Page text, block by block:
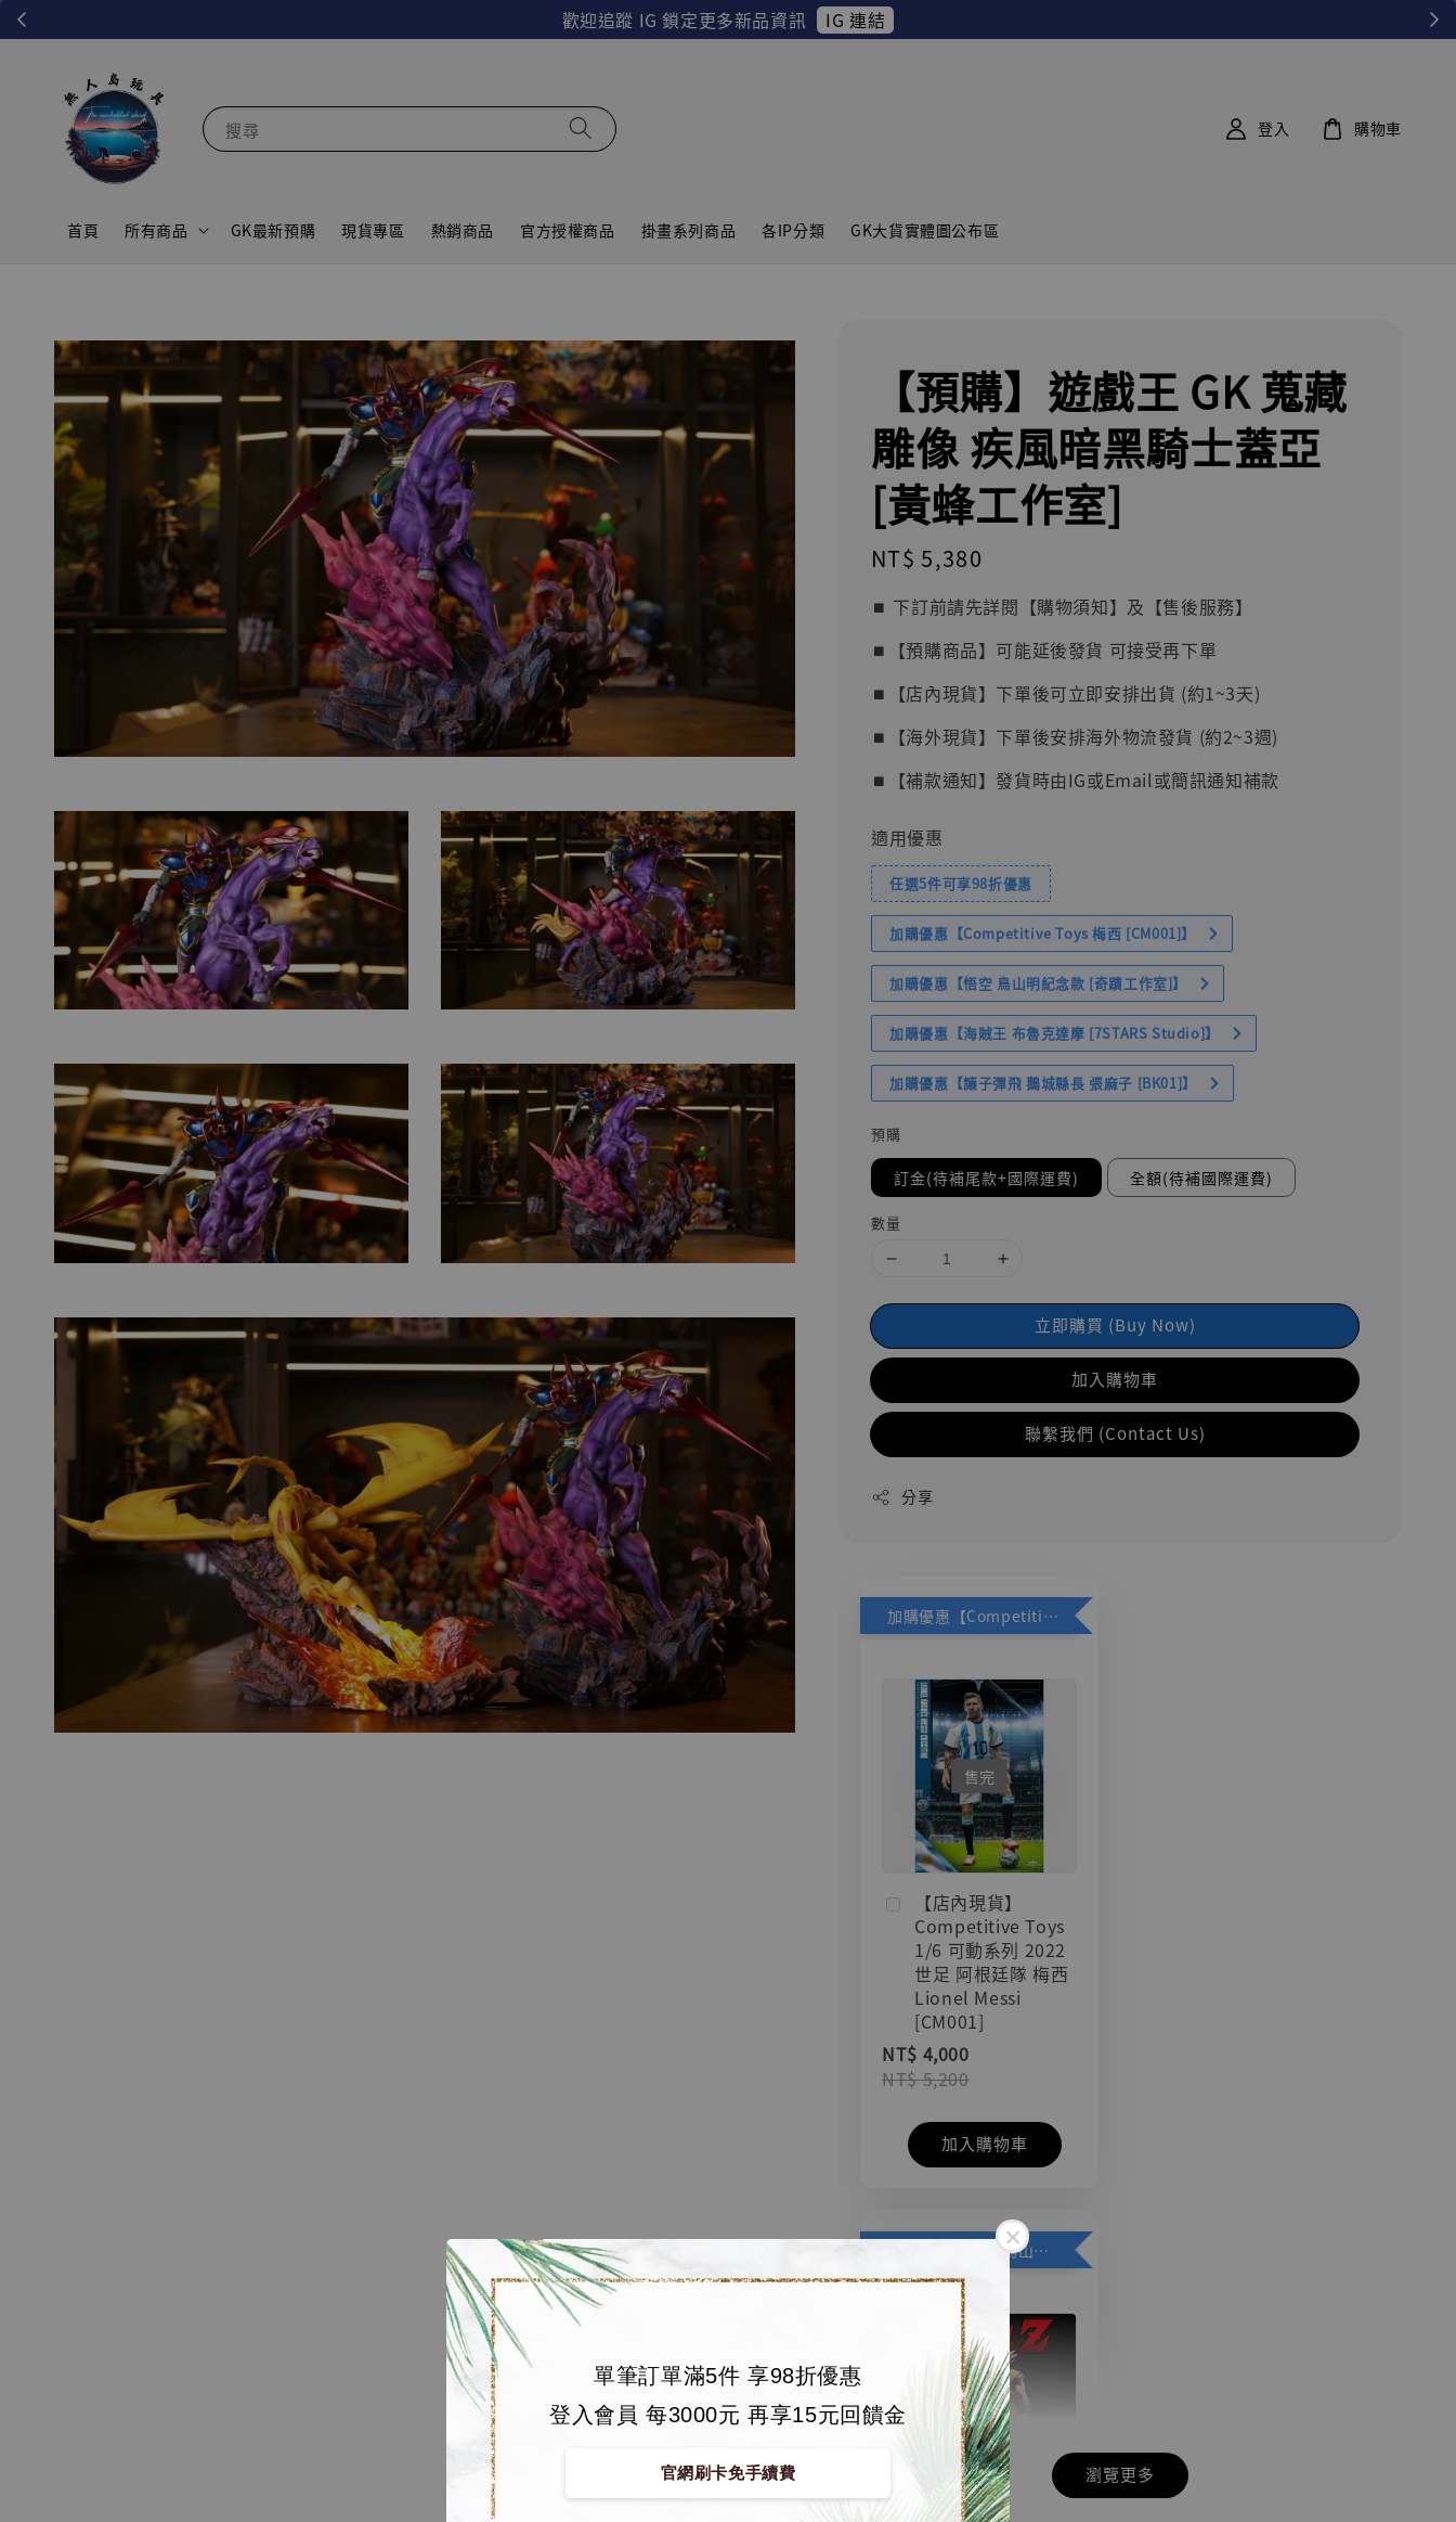
歡迎追蹤 IG 鎖定更多新品資訊 IG 連結
單筆訂單滿5件 享98折優惠
登入會員 每3000元 再享15元回饋金
官網刷卡免手續費
搜尋
首頁 所有商品 GK最新預購 現貨專區 熱銷商品 官方授權商品 掛畫系列商品 各IP分類 GK大貨實體圖公布區
登入 購物車
【預購】遊戲王 GK 蒐藏
雕像 疾風暗黑騎士蓋亞
[黃蜂工作室]
Regular
price
NT$ 5,380
⏹︎ 下訂前請先詳閱【購物須知】及【售後服務】
⏹︎【預購商品】可能延後發貨 可接受再下單
⏹︎【店內現貨】下單後可立即安排出貨 (約1~3天)
⏹︎【海外現貨】下單後安排海外物流發貨 (約2~3週)
⏹︎【補款通知】發貨時由IG或Email或簡訊通知補款
適用優惠
任選5件可享98折優惠
加購優惠【Competitive Toys 梅西 [CM001]】
加購優惠【悟空 鳥山明紀念款 [奇蹟工作室]】
加購優惠【海賊王 布魯克達摩 [7STARS Studio]】
加購優惠【讓子彈飛 鵝城縣長 張麻子 [BK01]】
預購
訂金(待補尾款+國際運費) 全額(待補國際運費)
數量
立即購買 (Buy Now)
加入購物車
聯繫我們 (Contact Us)
分享
加購優惠【Competitive Toys 梅西 [CM001]】
售完
【店內現貨】
Competitive Toys
1/6 可動系列 2022
世足 阿根廷隊 梅西
Lionel Messi
[CM001]
NT$ 4,000
NT$ 5,200
加入購物車
加購優惠【悟空 鳥山明紀念款 [奇蹟工作室]】
瀏覽更多